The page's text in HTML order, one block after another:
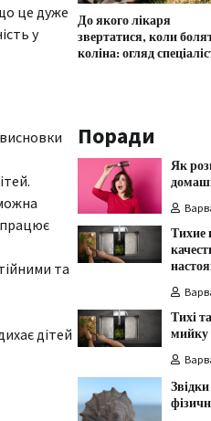
це дуже
у
та
дітей
До якого лікаря
звертатися, коли
коліна: огляд
Поради
Як
Тихие
Тихі
мийку